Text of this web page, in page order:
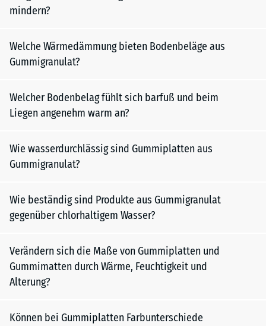
mindern?
Welche Wärmedämmung bieten Bodenbeläge aus
Gummigranulat?
Welcher Bodenbelag fühlt sich barfuß und beim
Liegen angenehm warm an?
Wie wasserdurchlässig sind Gummiplatten aus
Gummigranulat?
Wie beständig sind Produkte aus Gummigranulat
gegenüber chlorhaltigem Wasser?
Verändern sich die Maße von Gummiplatten und
Gummimatten durch Wärme, Feuchtigkeit und
Alterung?
Können bei Gummiplatten Farbunterschiede